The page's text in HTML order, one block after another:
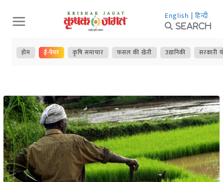
Skip
to
content
English | हिन्दी
Search
होम ई-पेपर कृषि समाचार फसल की खेती उद्यानिकी सरकारी